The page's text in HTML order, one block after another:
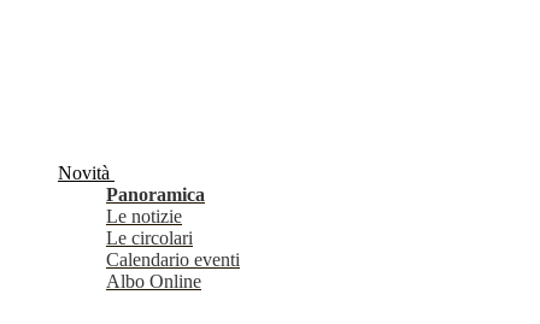
Novità
Panoramica
Le notizie
Le circolari
Calendario eventi
Albo Online